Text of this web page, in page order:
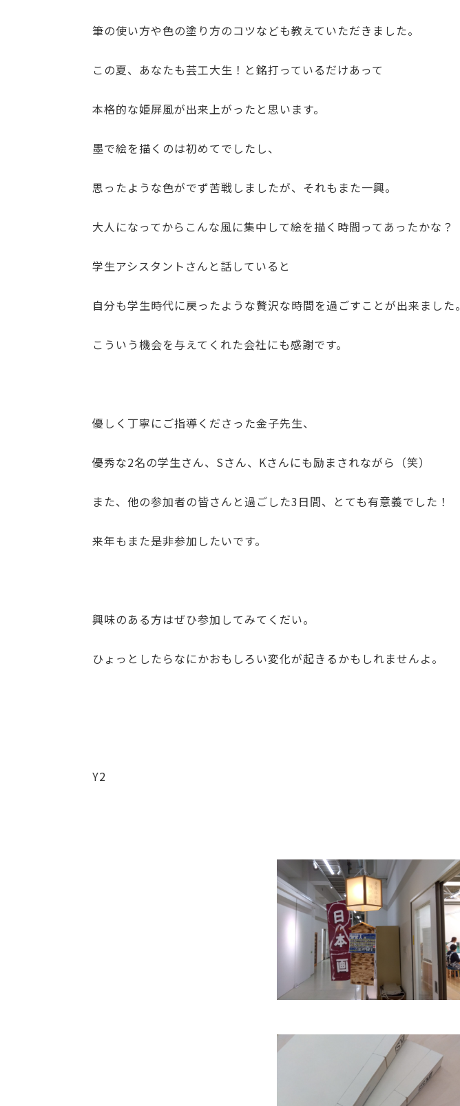
筆の使い方や色の塗り方のコツなども教えていただきました。
この夏、あなたも芸工大生！と銘打っているだけあって
本格的な姫屏風が出来上がったと思います。
墨で絵を描くのは初めてでしたし、
思ったような色がでず苦戦しましたが、それもまた一興。
大人になってからこんな風に集中して絵を描く時間ってあったかな？
学生アシスタントさんと話していると
自分も学生時代に戻ったような贅沢な時間を過ごすことが出来ました。
こういう機会を与えてくれた会社にも感謝です。
優しく丁寧にご指導くださった金子先生、
優秀な2名の学生さん、Sさん、Kさんにも励まされながら（笑）
また、他の参加者の皆さんと過ごした3日間、とても有意義でした！
来年もまた是非参加したいです。
興味のある方はぜひ参加してみてくだい。
ひょっとしたらなにかおもしろい変化が起きるかもしれませんよ。
Y2